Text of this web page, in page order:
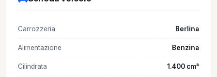
Carrozzeria Berlina
Alimentazione Benzina
Cilindrata 1.400 cm³